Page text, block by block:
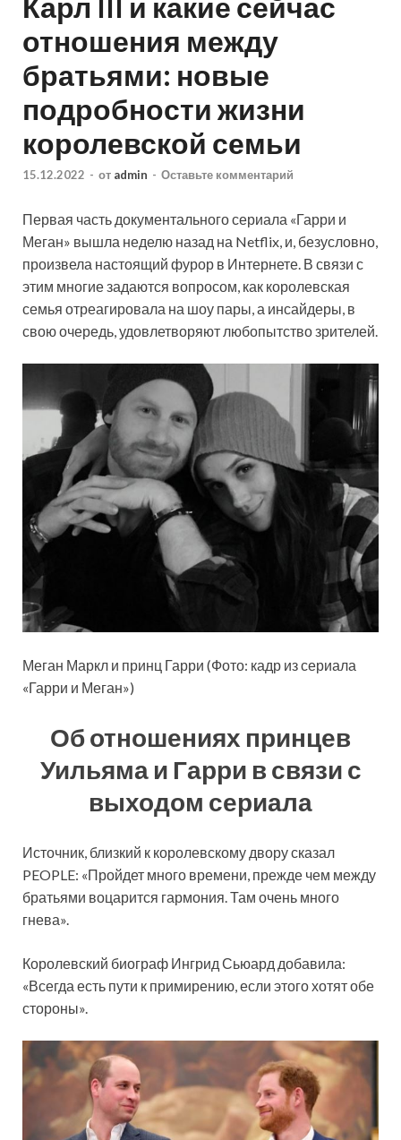
отношения между
братьями: новые
подробности жизни
королевской семьи
15.12.2022 - от admin - Оставьте комментарий
Первая часть документального сериала «Гарри и
Меган» вышла неделю назад на Netflix, и, безусловно,
произвела настоящий фурор в Интернете. В связи с
этим многие задаются вопросом, как королевская
семья отреагировала на шоу пары, а инсайдеры, в
свою очередь, удовлетворяют любопытство зрителей.
Меган Маркл и принц Гарри (Фото: кадр из сериала
«Гарри и Меган»)
Об отношениях принцев
Уильяма и Гарри в связи с
выходом сериала
Источник, близкий к королевскому двору сказал
PEOPLE: «Пройдет много времени, прежде чем между
братьями воцарится гармония. Там очень много
гнева».
Королевский биограф Ингрид Сьюард добавила:
«Всегда есть пути к примирению, если этого хотят обе
стороны».